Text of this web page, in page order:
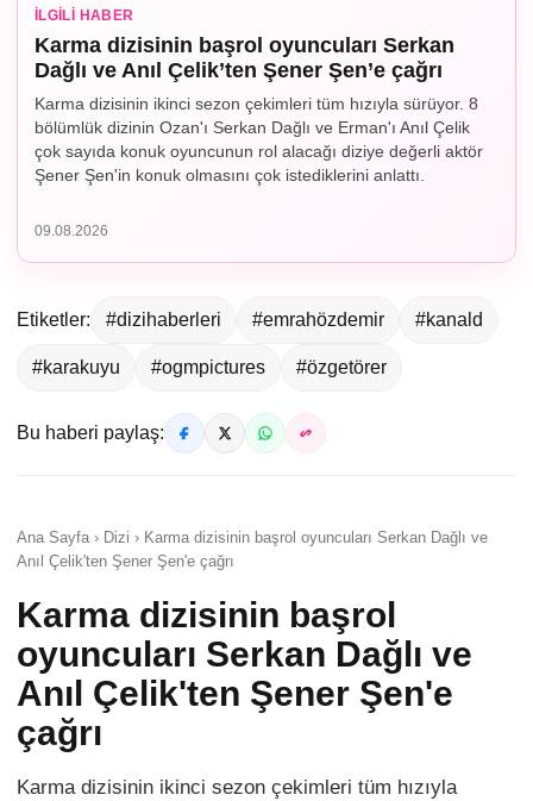
İLGILI HABER
Karma dizisinin başrol oyuncuları Serkan
Dağlı ve Anıl Çelik’ten Şener Şen’e çağrı
Karma dizisinin ikinci sezon çekimleri tüm hızıyla sürüyor. 8
bölümlük dizinin Ozan'ı Serkan Dağlı ve Erman'ı Anıl Çelik
çok sayıda konuk oyuncunun rol alacağı diziye değerli aktör
Şener Şen'in konuk olmasını çok istediklerini anlattı.
09.08.2026
Etiketler: #dizihaberleri #emrahözdemir #kanald
#karakuyu #ogmpictures #özgetörer
Bu haberi paylaş:
Ana Sayfa › Dizi › Karma dizisinin başrol oyuncuları Serkan Dağlı ve
Anıl Çelik'ten Şener Şen'e çağrı
Karma dizisinin başrol
oyuncuları Serkan Dağlı ve
Anıl Çelik'ten Şener Şen'e
çağrı
Karma dizisinin ikinci sezon çekimleri tüm hızıyla